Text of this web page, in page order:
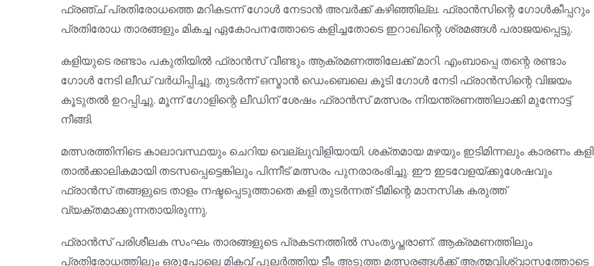
ഫ്രഞ്ച് പ്രതിരോധത്തെ മറികടന്ന് ഗോൾ നേടാൻ അവർക്ക് കഴിഞ്ഞില്ല. ഫ്രാൻസിന്റെ ഗോൾകീപ്പറും
പ്രതിരോധ താരങ്ങളും മികച്ച ഏകോപനത്തോടെ കളിച്ചതോടെ ഇറാഖിന്റെ ശ്രമങ്ങൾ പരാജയപ്പെട്ടു.
കളിയുടെ രണ്ടാം പകുതിയിൽ ഫ്രാൻസ് വീണ്ടും ആക്രമണത്തിലേക്ക് മാറി. എംബാപ്പെ തന്റെ രണ്ടാം
ഗോൾ നേടി ലീഡ് വർധിപ്പിച്ചു. തുടർന്ന് ഒസ്മാൻ ഡെംബെലെ കൂടി ഗോൾ നേടി ഫ്രാൻസിന്റെ വിജയം
കൂടുതൽ ഉറപ്പിച്ചു. മൂന്ന് ഗോളിന്റെ ലീഡിന് ശേഷം ഫ്രാൻസ് മത്സരം നിയന്ത്രണത്തിലാക്കി മുന്നോട്ട്
നീങ്ങി.
മത്സരത്തിനിടെ കാലാവസ്ഥയും ചെറിയ വെല്ലുവിളിയായി. ശക്തമായ മഴയും ഇടിമിന്നലും കാരണം കളി
താൽക്കാലികമായി തടസപ്പെട്ടെങ്കിലും പിന്നീട് മത്സരം പുനരാരംഭിച്ചു. ഈ ഇടവേളയ്ക്കുശേഷവും
ഫ്രാൻസ് തങ്ങളുടെ താളം നഷ്ടപ്പെടുത്താതെ കളി തുടർന്നത് ടീമിന്റെ മാനസിക കരുത്ത്
വ്യക്തമാക്കുന്നതായിരുന്നു.
ഫ്രാൻസ് പരിശീലക സംഘം താരങ്ങളുടെ പ്രകടനത്തിൽ സംതൃപ്തരാണ്. ആക്രമണത്തിലും
പ്രതിരോധത്തിലും ഒരുപോലെ മികവ് പുലർത്തിയ ടീം അടുത്ത മത്സരങ്ങൾക്ക് ആത്മവിശ്വാസത്തോടെ